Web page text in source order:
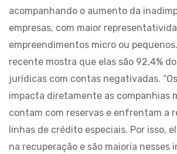
acompanhando o aumento da
empresas, com maior
empreendimentos micro ou
recente mostra que elas são 92,4%
jurídicas com contas negativadas.
impacta diretamente as companhias
contam com reservas e enfrentam a
linhas de crédito especiais. Por isso,
na recuperação e são maioria nesses